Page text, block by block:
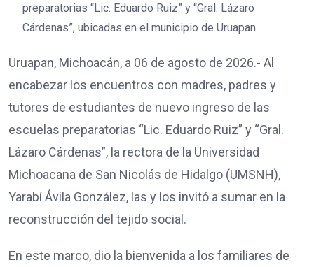
preparatorias “Lic. Eduardo Ruiz” y “Gral. Lázaro
Cárdenas”, ubicadas en el municipio de Uruapan.
Uruapan, Michoacán, a 06 de agosto de 2026.- Al
encabezar los encuentros con madres, padres y
tutores de estudiantes de nuevo ingreso de las
escuelas preparatorias “Lic. Eduardo Ruiz” y “Gral.
Lázaro Cárdenas”, la rectora de la Universidad
Michoacana de San Nicolás de Hidalgo (UMSNH),
Yarabí Ávila González, las y los invitó a sumar en la
reconstrucción del tejido social.
En este marco, dio la bienvenida a los familiares de